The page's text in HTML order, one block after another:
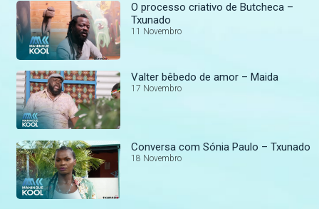
O processo criativo de Butcheca –
Txunado
11 Novembro
Valter bêbedo de amor – Maida
17 Novembro
Conversa com Sónia Paulo – Txunado
18 Novembro